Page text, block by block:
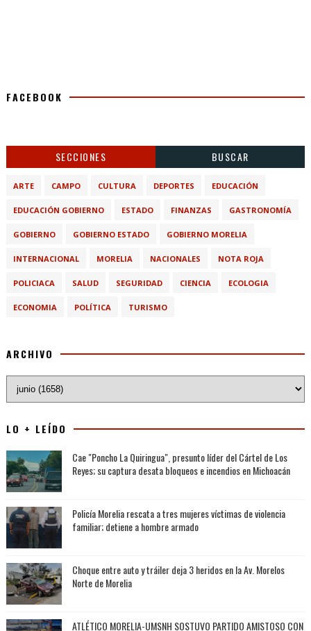
FACEBOOK
SECCIONES BUSCAR
ARTE CAMPO CULTURA DEPORTES EDUCACIÓN
EDUCACIÓN GOBIERNO ESTADO FINANZAS GASTRONOMÍA
GOBIERNO GOBIERNO ESTADO GOBIERNO MORELIA
INTERNACIONAL MORELIA NACIONALES NOTA ROJA
POLICIACA SALUD SEGURIDAD CIENCIA ECOLOGIA
ECONOMIA POLÍTICA TURISMO
ARCHIVO
LO + LEÍDO
Cae "Poncho La Quiringua", presunto líder del Cártel de Los
Reyes; su captura desata bloqueos e incendios en Michoacán
Policía Morelia rescata a tres mujeres víctimas de violencia
familiar; detiene a hombre armado
Choque entre auto y tráiler deja 3 heridos en la Av. Morelos
Norte de Morelia
ATLÉTICO MORELIA-UMSNH SOSTUVO PARTIDO AMISTOSO CON